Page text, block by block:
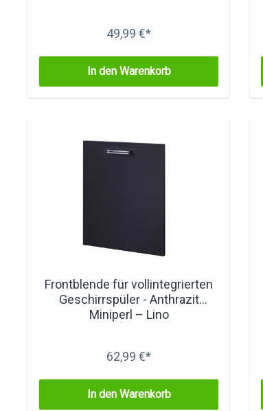
49,99 €*
In den Warenkorb
Frontblende für vollintegrierten
Geschirrspüler - Anthrazit
Miniperl – Lino
62,99 €*
In den Warenkorb